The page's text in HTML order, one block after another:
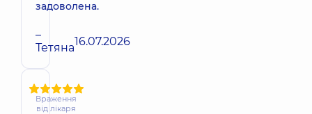
задоволена.
–
Тетяна16.07.2026
Враження
від лікаря